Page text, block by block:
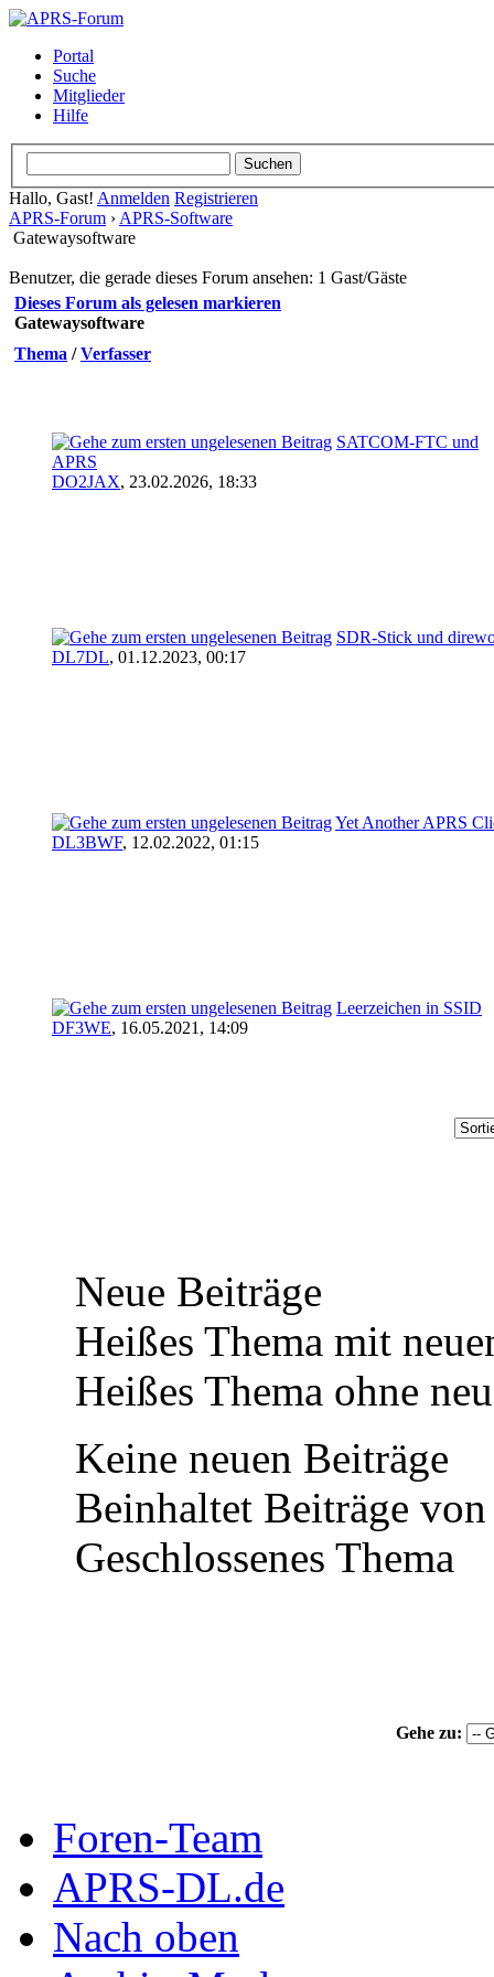
Portal
Suche
Mitglieder
Hilfe
Hallo, Gast! Anmelden Registrieren
APRS-Forum › APRS-Software
Gatewaysoftware
Benutzer, die gerade dieses Forum ansehen: 1 Gast/Gäste
Dieses Forum als gelesen markieren
Gatewaysoftware
Thema /Verfasser
SATCOM-FTC und
APRS
DO2JAX, 23.02.2026, 18:33
SDR-Stick und
DL7DL, 01.12.2023, 00:17
Yet Another APRS
DL3BWF, 12.02.2022, 01:15
Leerzeichen in SSID
DF3WE, 16.05.2021, 14:09
Neue Beiträge
Heißes Thema mit
Heißes Thema ohne
Keine neuen Beiträge
Beinhaltet Beiträge
Geschlossenes Thema
Gehe zu:
Foren-Team
APRS-DL.de
Nach oben